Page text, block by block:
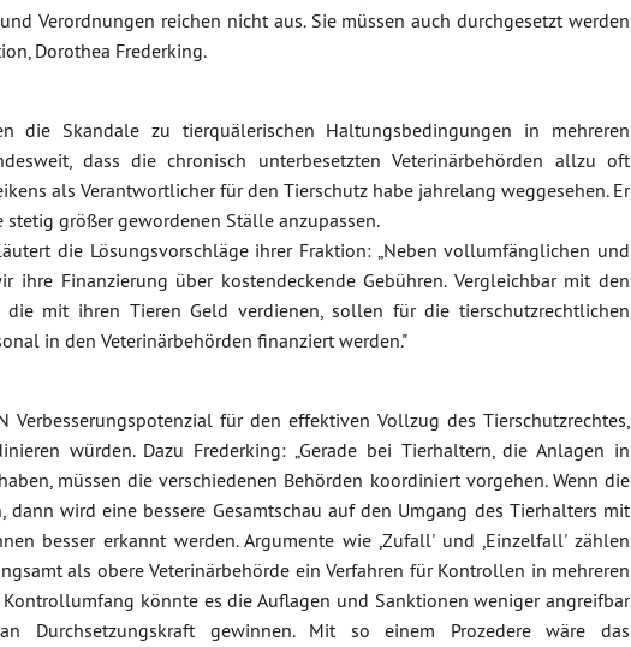
Verordnungen reichen nicht aus. Sie müssen auch durchgesetzt werden
Dorothea Frederking.
die Skandale zu tierquälerischen Haltungsbedingungen in mehreren
dass die chronisch unterbesetzten Veterinärbehörden allzu oft
als Verantwortlicher für den Tierschutz habe jahrelang weggesehen. Er
größer gewordenen Ställe anzupassen.
die Lösungsvorschläge ihrer Fraktion: „Neben vollumfänglichen und
Finanzierung über kostendeckende Gebühren. Vergleichbar mit den
die mit ihren Tieren Geld verdienen, sollen für die tierschutzrechtlichen
in den Veterinärbehörden finanziert werden."
Verbesserungspotenzial für den effektiven Vollzug des Tierschutzrechtes,
würden. Dazu Frederking: „Gerade bei Tierhaltern, die Anlagen in
müssen die verschiedenen Behörden koordiniert vorgehen. Wenn die
wird eine bessere Gesamtschau auf den Umgang des Tierhalters mit
besser erkannt werden. Argumente wie ,Zufall' und ,Einzelfall' zählen
als obere Veterinärbehörde ein Verfahren für Kontrollen in mehreren
könnte es die Auflagen und Sanktionen weniger angreifbar
Durchsetzungskraft gewinnen. Mit so einem Prozedere wäre das